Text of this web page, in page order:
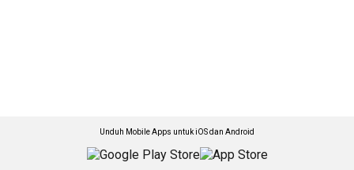
Unduh Mobile Apps untuk iOS dan Android